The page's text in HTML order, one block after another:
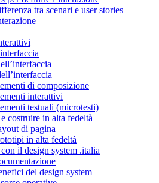
tra scenari e user stories
di composizione
interattivi
testuali (microtesti)
costruire in alta fedeltà
di pagina
in alta fedeltà
il design system .italia
del design system